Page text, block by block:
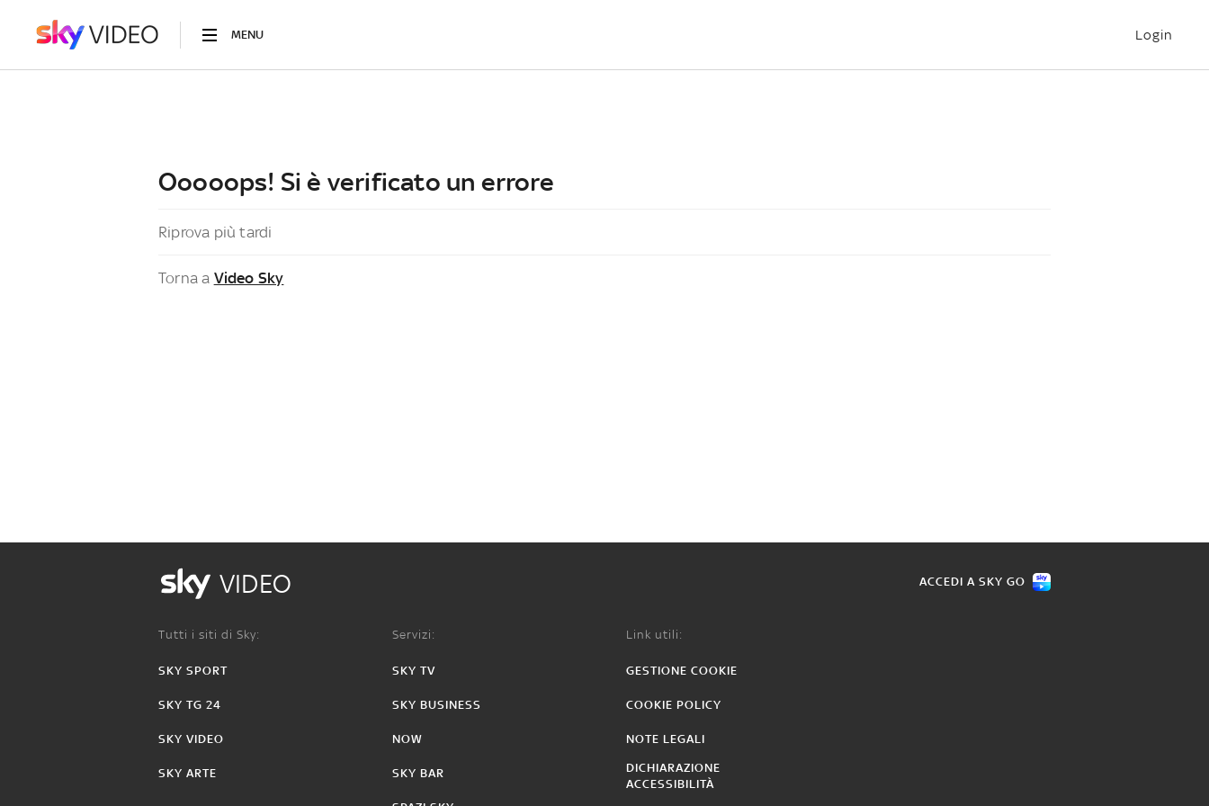
MENU Login
Ooooops! Si è verificato un errore
Riprova più tardi
Torna a Video Sky
VIDEO ACCEDI A SKY GO
Tutti i siti di Sky:
SKY SPORT
SKY TG 24
SKY VIDEO
SKY ARTE
Servizi:
SKY TV
SKY BUSINESS
NOW
SKY BAR
Link utili:
GESTIONE COOKIE
COOKIE POLICY
NOTE LEGALI
DICHIARAZIONE
ACCESSIBILITÀ